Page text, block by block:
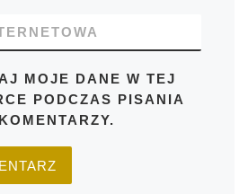
MOJE DANE W TEJ
PODCZAS PISANIA